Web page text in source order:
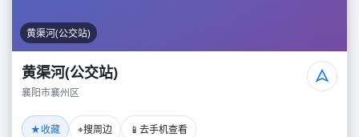
黄渠河(公交站)
黄渠河(公交站)
襄阳市襄州区
★收藏 ⌖搜周边 📱 去手机查看